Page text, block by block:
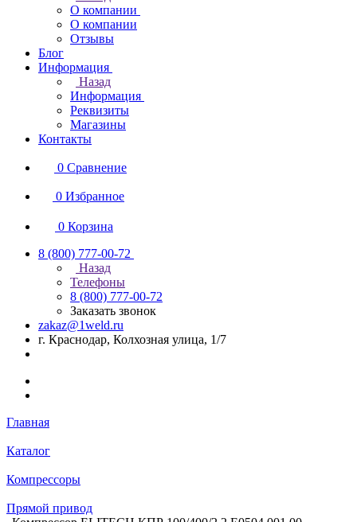
О компании
О компании
Отзывы
Блог
Информация
Назад
Информация
Реквизиты
Магазины
Контакты
0 Сравнение
0 Избранное
0 Корзина
8 (800) 777-00-72
Назад
Телефоны
8 (800) 777-00-72
Заказать звонок
zakaz@1weld.ru
г. Краснодар, Колхозная улица, 1/7
Главная
Каталог
Компрессоры
Прямой привод